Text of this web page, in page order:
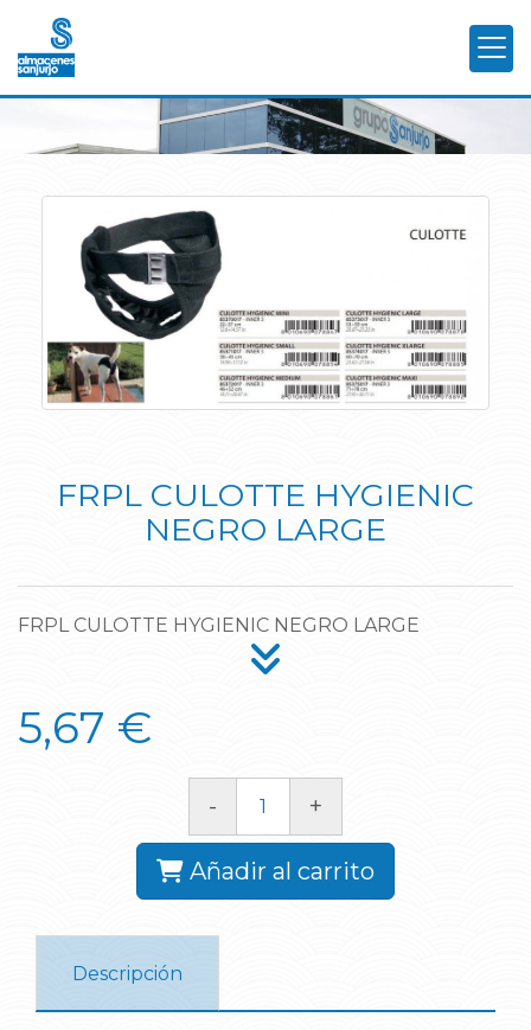
FRPL CULOTTE HYGIENIC
NEGRO LARGE
FRPL CULOTTE HYGIENIC NEGRO LARGE
5,67 €
- +
Añadir al carrito
Descripción